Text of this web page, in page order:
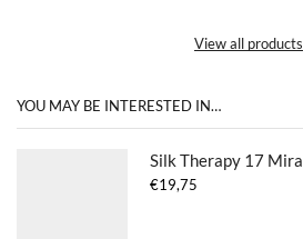
View all products
YOU MAY BE INTERESTED IN…
€19,75